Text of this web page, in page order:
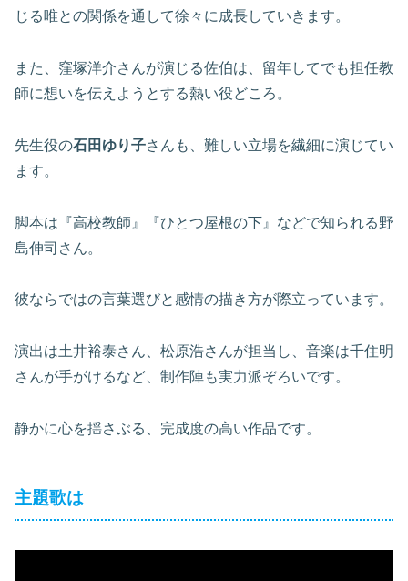
じる唯との関係を通して徐々に成長していきます。
また、窪塚洋介さんが演じる佐伯は、留年してでも担任教
師に想いを伝えようとする熱い役どころ。
先生役の石田ゆり子さんも、難しい立場を繊細に演じてい
ます。
脚本は『高校教師』『ひとつ屋根の下』などで知られる野
島伸司さん。
彼ならではの言葉選びと感情の描き方が際立っています。
演出は土井裕泰さん、松原浩さんが担当し、音楽は千住明
さんが手がけるなど、制作陣も実力派ぞろいです。
静かに心を揺さぶる、完成度の高い作品です。
主題歌は